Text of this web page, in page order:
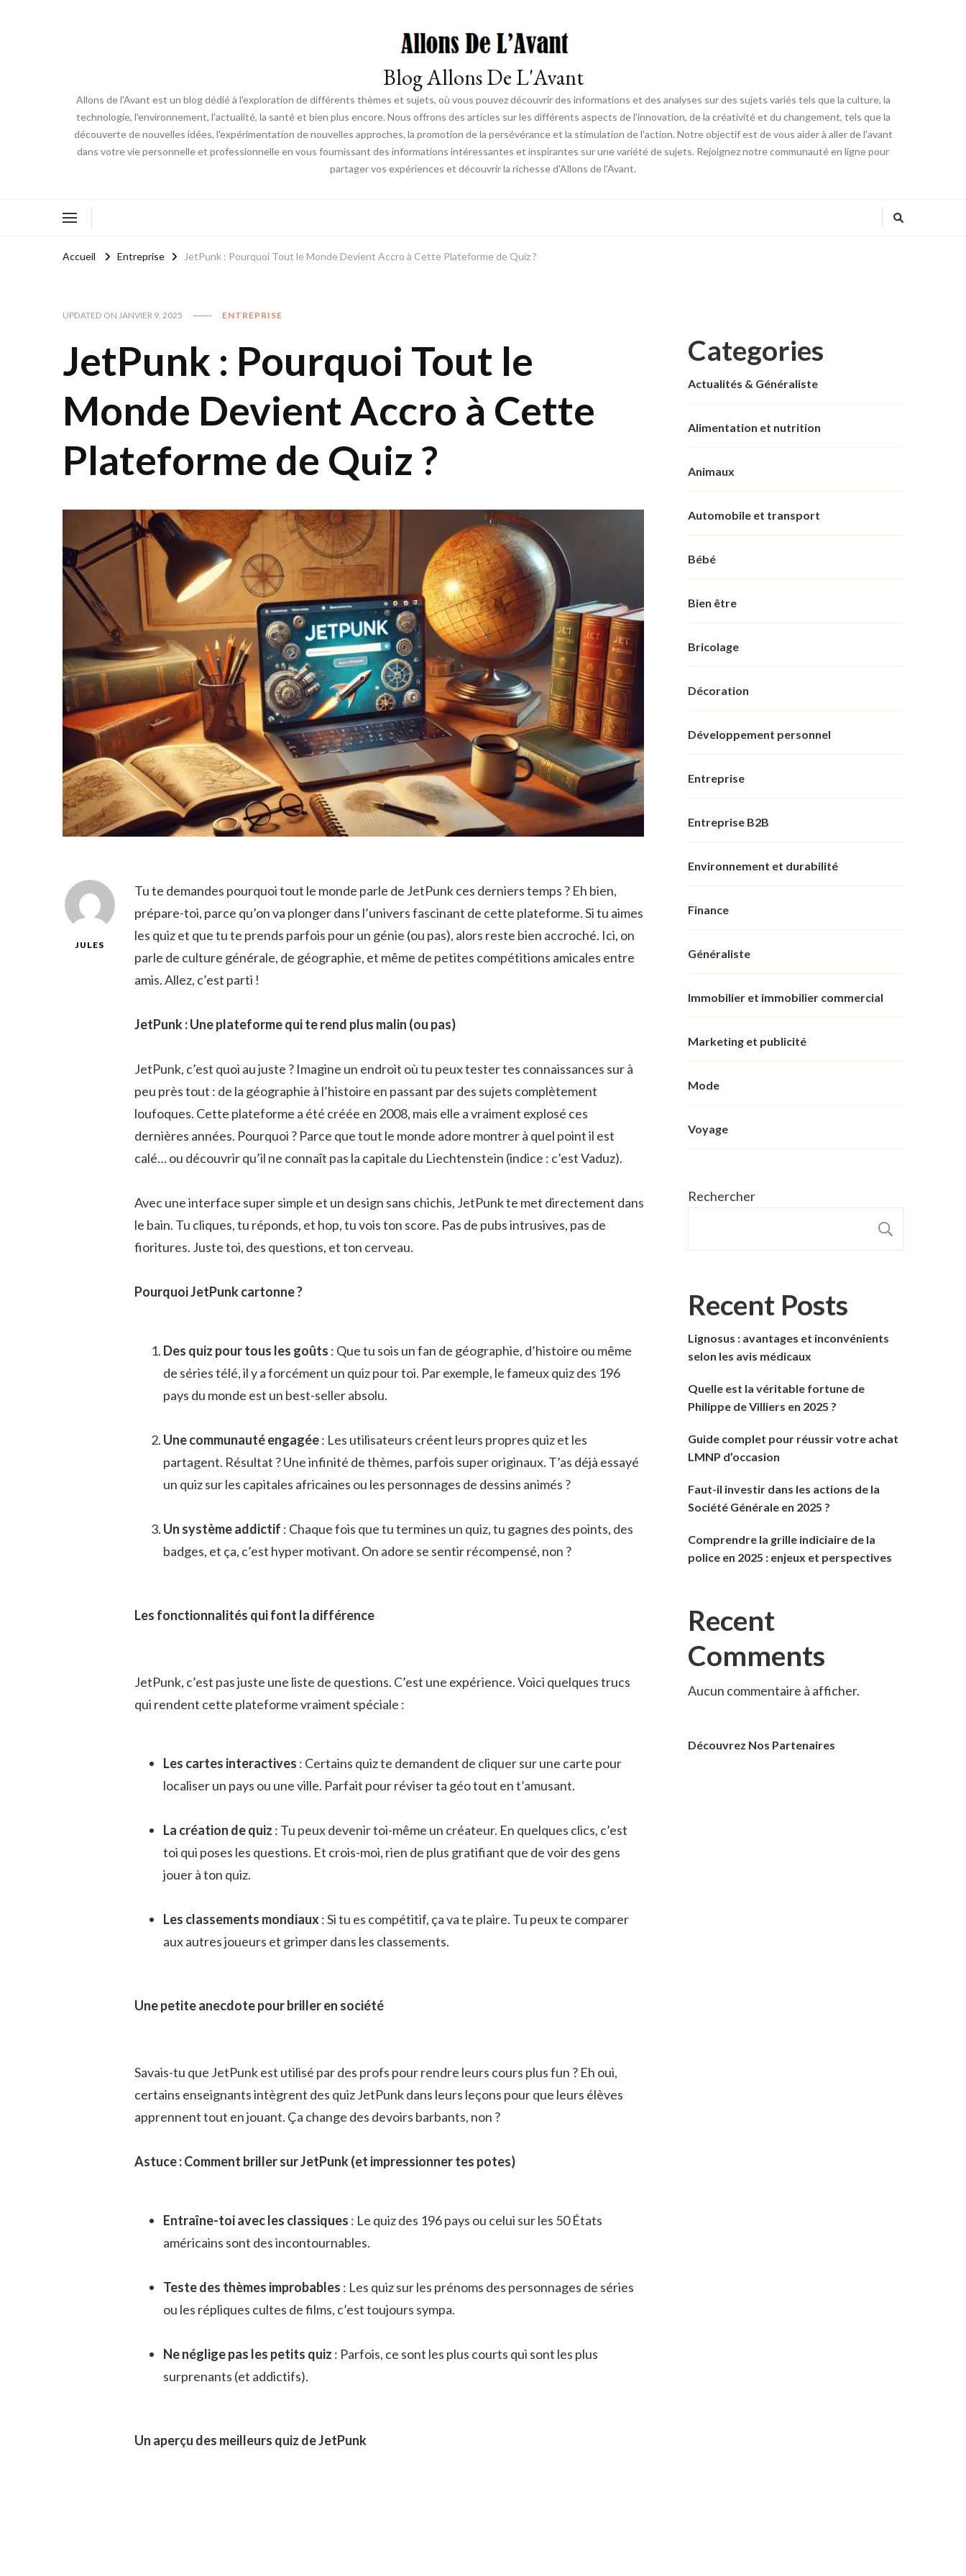
Blog Allons De L'Avant
Allons de l'Avant est un blog dédié à l'exploration de différents thèmes et sujets, où vous pouvez découvrir des informations et des analyses sur des sujets variés tels que la culture, la
technologie, l'environnement, l'actualité, la santé et bien plus encore. Nous offrons des articles sur les différents aspects de l'innovation, de la créativité et du changement, tels que la
découverte de nouvelles idées, l'expérimentation de nouvelles approches, la promotion de la persévérance et la stimulation de l'action. Notre objectif est de vous aider à aller de l'avant
dans votre vie personnelle et professionnelle en vous fournissant des informations intéressantes et inspirantes sur une variété de sujets. Rejoignez notre communauté en ligne pour
partager vos expériences et découvrir la richesse d'Allons de l'Avant.
Accueil Entreprise JetPunk : Pourquoi Tout le Monde Devient Accro à Cette Plateforme de Quiz ?
UPDATED ON JANVIER 9, 2025 ENTREPRISE
JetPunk : Pourquoi Tout le
Monde Devient Accro à Cette
Plateforme de Quiz ?
JULES
Tu te demandes pourquoi tout le monde parle de JetPunk ces derniers temps ? Eh bien,
prépare-toi, parce qu’on va plonger dans l’univers fascinant de cette plateforme. Si tu aimes
les quiz et que tu te prends parfois pour un génie (ou pas), alors reste bien accroché. Ici, on
parle de culture générale, de géographie, et même de petites compétitions amicales entre
amis. Allez, c’est parti !
JetPunk : Une plateforme qui te rend plus malin (ou pas)
JetPunk, c’est quoi au juste ? Imagine un endroit où tu peux tester tes connaissances sur à
peu près tout : de la géographie à l’histoire en passant par des sujets complètement
loufoques. Cette plateforme a été créée en 2008, mais elle a vraiment explosé ces
dernières années. Pourquoi ? Parce que tout le monde adore montrer à quel point il est
calé… ou découvrir qu’il ne connaît pas la capitale du Liechtenstein (indice : c’est Vaduz).
Avec une interface super simple et un design sans chichis, JetPunk te met directement dans
le bain. Tu cliques, tu réponds, et hop, tu vois ton score. Pas de pubs intrusives, pas de
fioritures. Juste toi, des questions, et ton cerveau.
Pourquoi JetPunk cartonne ?
Des quiz pour tous les goûts : Que tu sois un fan de géographie, d’histoire ou même
de séries télé, il y a forcément un quiz pour toi. Par exemple, le fameux quiz des 196
pays du monde est un best-seller absolu.
Une communauté engagée: Les utilisateurs créent leurs propres quiz et les
partagent. Résultat ? Une infinité de thèmes, parfois super originaux. T’as déjà essayé
un quiz sur les capitales africaines ou les personnages de dessins animés ?
Un système addictif : Chaque fois que tu termines un quiz, tu gagnes des points, des
badges, et ça, c’est hyper motivant. On adore se sentir récompensé, non ?
Les fonctionnalités qui font la différence
JetPunk, c’est pas juste une liste de questions. C’est une expérience. Voici quelques trucs
qui rendent cette plateforme vraiment spéciale :
Les cartes interactives : Certains quiz te demandent de cliquer sur une carte pour
localiser un pays ou une ville. Parfait pour réviser ta géo tout en t’amusant.
La création de quiz : Tu peux devenir toi-même un créateur. En quelques clics, c’est
toi qui poses les questions. Et crois-moi, rien de plus gratifiant que de voir des gens
jouer à ton quiz.
Les classements mondiaux: Si tu es compétitif, ça va te plaire. Tu peux te comparer
aux autres joueurs et grimper dans les classements.
Une petite anecdote pour briller en société
Savais-tu que JetPunk est utilisé par des profs pour rendre leurs cours plus fun ? Eh oui,
certains enseignants intègrent des quiz JetPunk dans leurs leçons pour que leurs élèves
apprennent tout en jouant. Ça change des devoirs barbants, non ?
Astuce : Comment briller sur JetPunk (et impressionner tes potes)
Entraîne-toi avec les classiques : Le quiz des 196 pays ou celui sur les 50 États
américains sont des incontournables.
Teste des thèmes improbables : Les quiz sur les prénoms des personnages de séries
ou les répliques cultes de films, c’est toujours sympa.
Ne néglige pas les petits quiz : Parfois, ce sont les plus courts qui sont les plus
surprenants (et addictifs).
Un aperçu des meilleurs quiz de JetPunk
Categories
Actualités & Généraliste
Alimentation et nutrition
Animaux
Automobile et transport
Bébé
Bien être
Bricolage
Décoration
Développement personnel
Entreprise
Entreprise B2B
Environnement et durabilité
Finance
Généraliste
Immobilier et immobilier commercial
Marketing et publicité
Mode
Voyage
Rechercher
Recent Posts
Lignosus : avantages et inconvénients
selon les avis médicaux
Quelle est la véritable fortune de
Philippe de Villiers en 2025 ?
Guide complet pour réussir votre achat
LMNP d’occasion
Faut-il investir dans les actions de la
Société Générale en 2025 ?
Comprendre la grille indiciaire de la
police en 2025 : enjeux et perspectives
Recent
Comments
Aucun commentaire à afficher.
Découvrez Nos Partenaires